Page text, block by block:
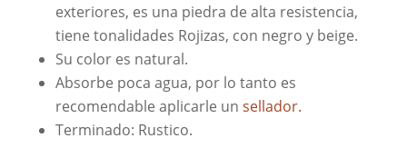
exteriores, es una piedra de alta resistencia,
tiene tonalidades Rojizas, con negro y beige.
Su color es natural.
Absorbe poca agua, por lo tanto es
recomendable aplicarle un sellador.
Terminado: Rustico.